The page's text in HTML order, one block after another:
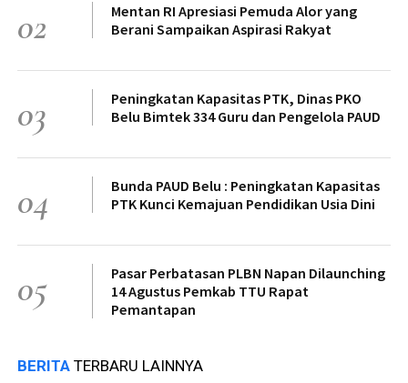
02
Mentan RI Apresiasi Pemuda Alor yang
Berani Sampaikan Aspirasi Rakyat
03
Peningkatan Kapasitas PTK, Dinas PKO
Belu Bimtek 334 Guru dan Pengelola PAUD
04
Bunda PAUD Belu : Peningkatan Kapasitas
PTK Kunci Kemajuan Pendidikan Usia Dini
05
Pasar Perbatasan PLBN Napan Dilaunching
14 Agustus Pemkab TTU Rapat
Pemantapan
BERITA TERBARU LAINNYA